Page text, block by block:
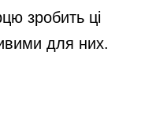
зробить ці
для них.